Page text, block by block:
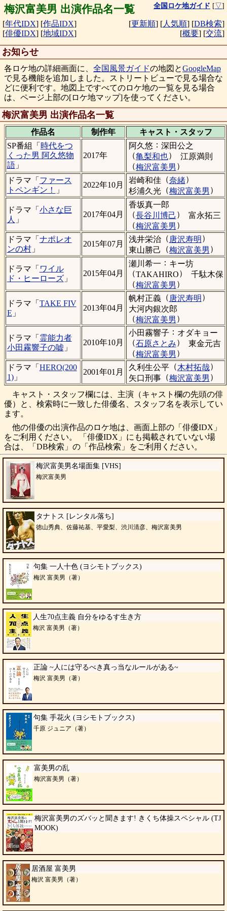
梅沢富美男 出演作品名一覧 全国ロケ地ガイド [▽]
[年代IDX] [作品IDX]
[俳優IDX] [地域IDX]
[更新順] [人気順] [DB検索]
[概要] [交流]
お知らせ
各ロケ地の詳細画面に、 全国風景ガイドの地図とGoogleMap
で見る機能を追加しました。ストリートビューで見る場合な
どに便利です。地図上ですべてのロケ地の一覧を見る場合
は、ページ上部の[ロケ地マップ]を使ってください。
梅沢富美男 出演作品名一覧
作品名 制作年 キャスト・ スタッフ
SP番組「 時代をつ
くった男 阿久悠物
語」
2017年
阿久悠 ： 深田公之
（亀梨和也）
江原満則
（梅沢富美男 ）
ドラマ「 ファース
トペンギン！
」
2022年10月
岩崎和佳（奈緒）
杉浦久光（梅沢富美男 ）
ドラマ「 小さな巨
人 」
2017年04月
香坂真一郎
（長谷川博己 ）
富永拓三
（梅沢富美男 ）
ドラマ「 ナポレオ
ンの村」
2015年07月
浅井栄治（ 唐沢寿明 ）
東山勝己 （梅沢富美男 ）
ドラマ「 ワイル
ド・ヒーローズ」
2015年04月
瀬川希一 ： キー坊
（TAKAHIRO）
千駄木保
（梅沢富美男 ）
ドラマ「 TAKE FIV
E 」
2013年04月
帆村正義（ 唐沢寿明 ）
大河内銀次郎
（梅沢富美男 ）
ドラマ「 霊能力者
小田霧響子の嘘 」
2010年10月
小田霧響子 ： オダキョー
（石原さとみ）
東金元吉
（梅沢富美男 ）
ドラマ「 HERO(200
1)」
2001年01月
久利生公平（木村拓哉）
矢口刑事（梅沢富美男 ）
キャスト・スタッフ欄には、主演（キャスト欄の先頭の俳
優）と、検索時に一致した俳優名、スタッフ名を表示してい
ます。
他の俳優の出演作品のロケ地は、画面上部の「俳優IDX」
をご利用ください。 「俳優IDX」にも掲載されていない場
合は、「DB検索」の「作品検索」をご利用ください。
梅沢富美男名場面集 [VHS]
梅沢富美男
タナトス [レンタル落ち]
徳山秀典、佐藤祐基、平愛梨、渋川清彦、梅沢富美男
句集 一人十色 (ヨシモトブックス)
梅沢 富美男（著）
人生70点主義 自分をゆるす生き方
梅沢 富美男（著）
正論 ~人には守るべき真っ当なルールがある~
梅沢 富美男（著）
句集 手花火 (ヨシモトブックス)
千原 ジュニア（著）
富美男の乱
梅沢富美男（著）
梅沢富美男のズバッと聞きます! きくち体操スペシャル (TJ
MOOK)
居酒屋 富美男
梅沢 富美男（著）